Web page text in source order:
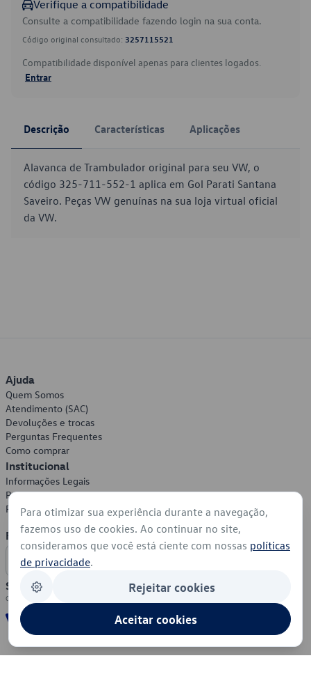
Verifique a compatibilidade
Consulte a compatibilidade fazendo login na sua conta.
Código original consultado: 3257115521
Compatibilidade disponível apenas para clientes logados.
Entrar
Descrição Características Aplicações
Alavanca de Trambulador original para seu VW, o
código 325-711-552-1 aplica em Gol Parati Santana
Saveiro. Peças VW genuínas na sua loja virtual oficial
da VW.
Ajuda
Quem Somos
Atendimento (SAC)
Devoluções e trocas
Perguntas Frequentes
Como comprar
Institucional
Informações Legais
Política de Privacidade
Política de Cookies
Formas de Pagamento
Segurança
Para otimizar sua experiência durante a navegação,
fazemos uso de cookies. Ao continuar no site,
consideramos que você está ciente com nossas políticas
de privacidade.
Rejeitar cookies
Aceitar cookies